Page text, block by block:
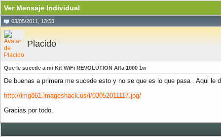
Ver Mensaje Individual
03/05/2011, 13:53
Placido
Que le sucede a mi Kit WiFi REVOLUTION Alfa 1000 1w
De buenas a primera me sucede esto y no se que es lo que pasa . Aqui le
http://img861.imageshack.us/i/03052011117.jpg/
Gracias por todo.